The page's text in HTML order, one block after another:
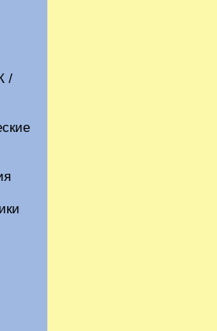
/